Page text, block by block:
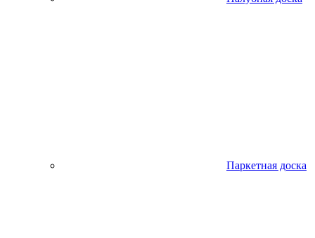
Паркетная доска